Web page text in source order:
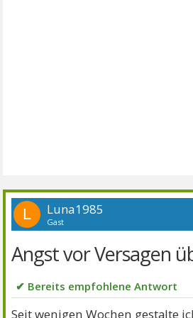
L Luna1985
Gast
Angst vor Versagen
✔ Bereits empfohlene Antwort
Seit wenigen Wochen gestalte